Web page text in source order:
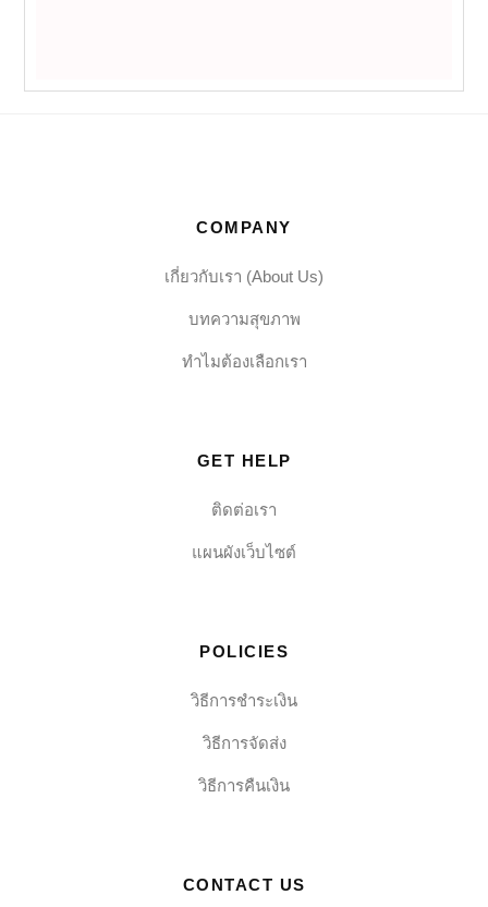
COMPANY
เกี่ยวกับเรา (About Us)
บทความสุขภาพ
ทำไมต้องเลือกเรา
GET HELP
ติดต่อเรา
แผนผังเว็บไซต์
POLICIES
วิธีการชำระเงิน
วิธีการจัดส่ง
วิธีการคืนเงิน
CONTACT US